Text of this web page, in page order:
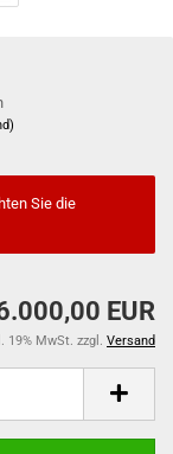
Sie die
EUR
19% MwSt. zzgl. Versand